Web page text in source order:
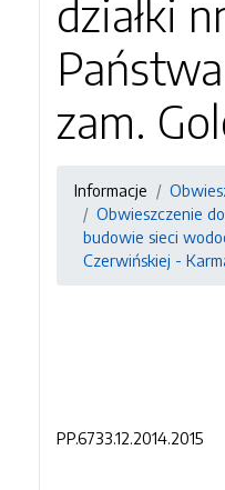
działki
zam.
Informacje
Obwieszczenie
budowie sieci
Czerwińskiej -